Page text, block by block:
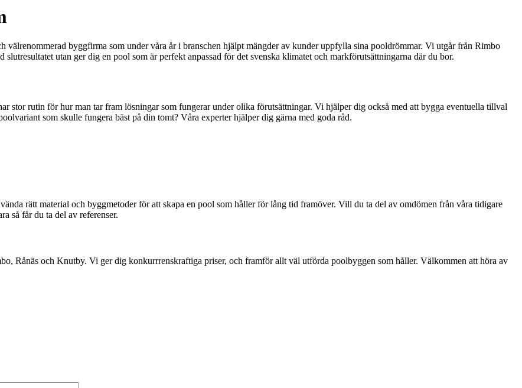
välrenommerad byggfirma som under våra år i branschen hjälpt mängder av kunder uppfylla sina pooldrömmar. Vi utgår från Rimbo
utan ger dig en pool som är perfekt anpassad för det svenska klimatet och markförutsättningarna där du bor.
stor rutin för hur man tar fram lösningar som fungerar under olika förutsättningar. Vi hjälper dig också med att bygga eventuella tillval
som skulle fungera bäst på din tomt? Våra experter hjälper dig gärna med goda råd.
rätt material och byggmetoder för att skapa en pool som håller för lång tid framöver. Vill du ta del av omdömen från våra tidigare
så får du ta del av referenser.
Rånäs och Knutby. Vi ger dig konkurrrenskraftiga priser, och framför allt väl utförda poolbyggen som håller. Välkommen att höra av